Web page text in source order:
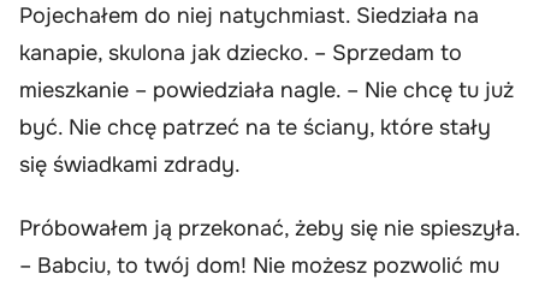
Pojechałem do niej natychmiast. Siedziała na
kanapie, skulona jak dziecko. – Sprzedam to
mieszkanie – powiedziała nagle. – Nie chcę tu już
być. Nie chcę patrzeć na te ściany, które stały
się świadkami zdrady.
Próbowałem ją przekonać, żeby się nie spieszyła.
– Babciu, to twój dom! Nie możesz pozwolić mu